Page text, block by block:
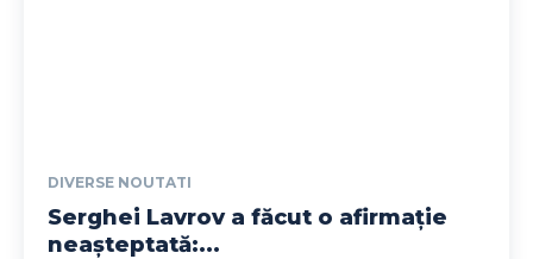
DIVERSE NOUTATI
Serghei Lavrov a făcut o afirmație
neașteptată:...